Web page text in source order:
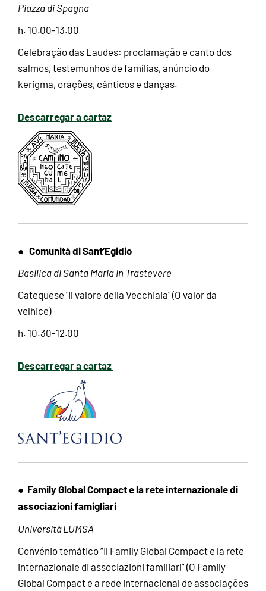
Piazza di Spagna
h. 10.00-13.00
Celebração das Laudes: proclamação e canto dos
salmos, testemunhos de famílias, anúncio do
kerigma, orações, cânticos e danças.
Descarregar a cartaz
● Comunità di Sant’Egidio
Basilica di Santa Maria in Trastevere
Catequese "Il valore della Vecchiaia" (O valor da
velhice)
h. 10.30-12.00
Descarregar a cartaz
● Family Global Compact e la rete internazionale di
associazioni famigliari
Università LUMSA
Convénio temático “Il Family Global Compact e la rete
internazionale di associazioni familiari” (O Family
Global Compact e a rede internacional de associações